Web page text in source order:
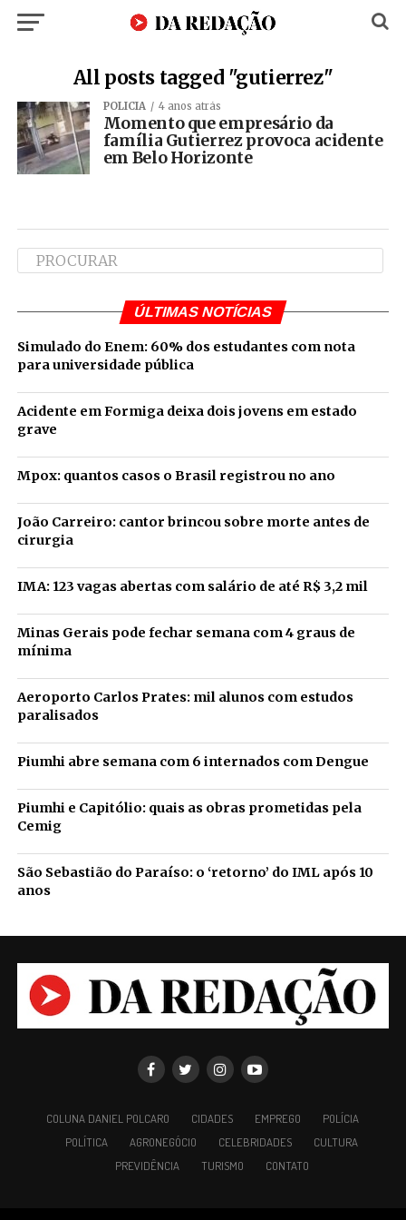
All posts tagged "gutierrez"
POLÍCIA 4 anos atrás
Momento que empresário da
família Gutierrez provoca acidente
em Belo Horizonte
ÚLTIMAS NOTÍCIAS
Simulado do Enem: 60% dos estudantes com nota
para universidade pública
Acidente em Formiga deixa dois jovens em estado
grave
Mpox: quantos casos o Brasil registrou no ano
João Carreiro: cantor brincou sobre morte antes de
cirurgia
IMA: 123 vagas abertas com salário de até R$ 3,2 mil
Minas Gerais pode fechar semana com 4 graus de
mínima
Aeroporto Carlos Prates: mil alunos com estudos
paralisados
Piumhi abre semana com 6 internados com Dengue
Piumhi e Capitólio: quais as obras prometidas pela
Cemig
São Sebastião do Paraíso: o ‘retorno’ do IML após 10
anos
COLUNA DANIEL POLCARO CIDADES EMPREGO
POLÍCIA
POLÍTICA
AGRONEGÓCIO CELEBRIDADES
CULTURA
PREVIDÊNCIA
TURISMO CONTATO